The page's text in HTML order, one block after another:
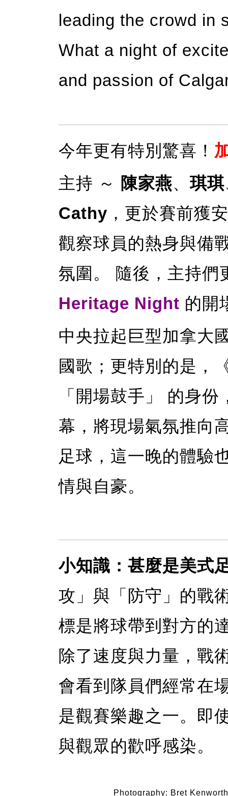
leading the crowd in
What a night of
and passion of
今年更有特別驚喜！
主持 ～
陳家燕、琪琪
Cathy ，更於賽前獲
觀察球員的熱身與備
氛圍。 隨後，主持們
Heritage Night 的開
中央拉起巨型加拿大
國歌；更特別的是，
「開場鼓手」 的身
幕，將現場氣氛推向
足球，這一晚的體驗
情與自豪。
小知識：甚麼是美式
攻」與「防守」的戰
標是將球帶到對方的
除了速度與力量，戰
會看到隊員們經常在
是觀賽樂趣之一。即
與觀眾的歡呼感染。
Photography: Bret